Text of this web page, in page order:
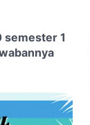
semester 1